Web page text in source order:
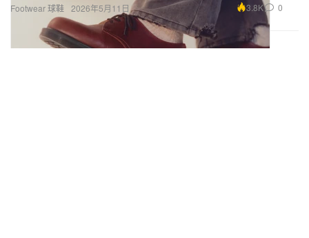
Footwear 球鞋 2026年5月11日 3.8K 0